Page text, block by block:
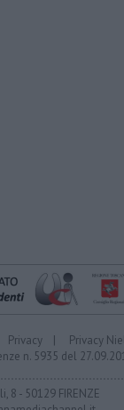
Privacy | Privacy
n. 5935 del
8 - 50129 FIRENZE